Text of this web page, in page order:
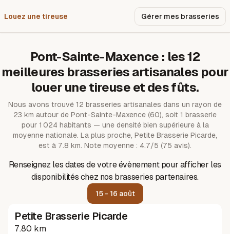
Louez une tireuse Gérer mes brasseries
Pont-Sainte-Maxence : les12
meilleures brasseries artisanales pour
louer une tireuse et des fûts.
Nous avons trouvé 12 brasseries artisanales dans un rayon de
23 km autour de Pont-Sainte-Maxence (60), soit 1 brasserie
pour 1 024 habitants — une densité bien supérieure à la
moyenne nationale. La plus proche, Petite Brasserie Picarde,
est à 7.8 km. Note moyenne : 4.7/5 (75 avis).
Renseignez les dates de votre évènement pour afficher les
disponibilités chez nos brasseries partenaires.
15 - 16 août
Petite Brasserie Picarde
7.80 km